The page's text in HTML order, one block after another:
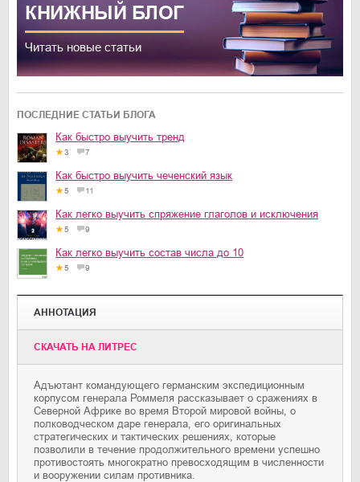
КНИЖНЫЙ БЛОГ
Читать новые статьи
ПОСЛЕДНИЕ СТАТЬИ БЛОГА
Как быстро выучить тренд
3 7
Как быстро выучить чеченский язык
5 11
Как легко выучить спряжение глаголов и исключения
5 9
Как легко выучить состав числа до 10
5 9
АННОТАЦИЯ
CКАЧАТЬ НА ЛИТРЕС
Адъютант командующего германским экспедиционным
корпусом генерала Роммеля рассказывает о сражениях в
Северной Африке во время Второй мировой войны, о
полководческом даре генерала, его оригинальных
стратегических и тактических решениях, которые
позволили в течение продолжительного времени успешно
противостоять многократно превосходящим в численности
и вооружении силам противника.